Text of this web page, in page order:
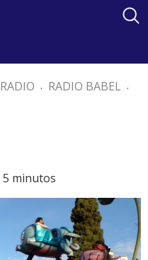
RADIO . RADIO BABEL .
5 minutos